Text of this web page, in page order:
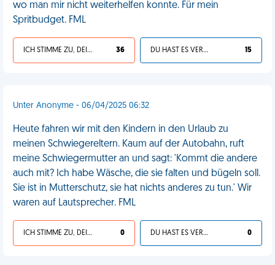
wo man mir nicht weiterhelfen konnte. Für mein
Spritbudget. FML
ICH STIMME ZU, DEIN LEBEN IST SCHEISSE 36 DU HAST ES VERDIENT 15
Unter Anonyme - 06/04/2025 06:32
Heute fahren wir mit den Kindern in den Urlaub zu
meinen Schwiegereltern. Kaum auf der Autobahn, ruft
meine Schwiegermutter an und sagt: 'Kommt die andere
auch mit? Ich habe Wäsche, die sie falten und bügeln soll.
Sie ist in Mutterschutz, sie hat nichts anderes zu tun.' Wir
waren auf Lautsprecher. FML
ICH STIMME ZU, DEIN LEBEN IST SCHEISSE 0 DU HAST ES VERDIENT 0